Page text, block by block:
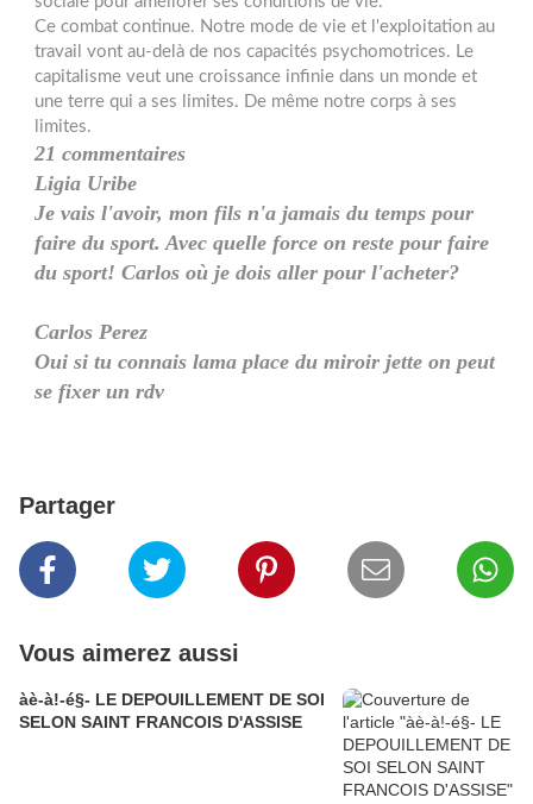
Ce combat continue. Notre mode de vie et l'exploitation au
travail vont au-delà de nos capacités psychomotrices. Le
capitalisme veut une croissance infinie dans un monde et
une terre qui a ses limites. De même notre corps à ses
limites.
21 commentaires
Ligia Uribe
Je vais l'avoir, mon fils n'a jamais du temps pour
faire du sport. Avec quelle force on reste pour faire
du sport! Carlos où je dois aller pour l'acheter?
Carlos Perez
Oui si tu connais lama place du miroir jette on peut
se fixer un rdv
Partager
Vous aimerez aussi
àè-à!-é§- LE DEPOUILLEMENT DE SOI
SELON SAINT FRANCOIS D'ASSISE